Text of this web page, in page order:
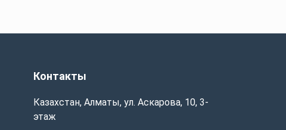
Контакты
Казахстан, Алматы, ул. Аскарова, 10, 3-
этаж